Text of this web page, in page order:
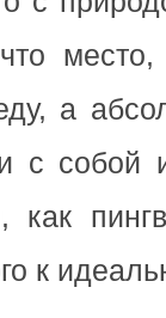
а
с
как
к